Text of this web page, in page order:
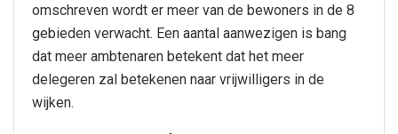
omschreven wordt er meer van de bewoners in de 8
gebieden verwacht. Een aantal aanwezigen is bang
dat meer ambtenaren betekent dat het meer
delegeren zal betekenen naar vrijwilligers in de
wijken.